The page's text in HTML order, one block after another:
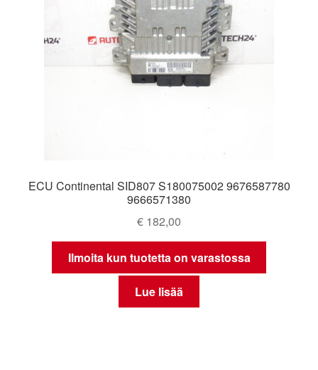
ECU Continental SID807 S180075002 9676587780
9666571380
€ 182,00
Ilmoita kun tuotetta on varastossa
Lue lisää